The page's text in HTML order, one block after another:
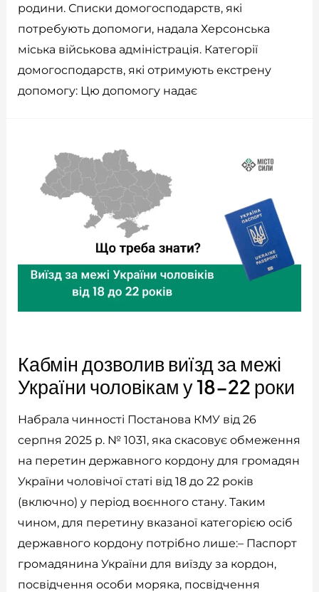
родини. Списки домогосподарств, які
потребують допомоги, надала Херсонська
міська військова адміністрація. Категорії
домогосподарств, які отримують екстрену
допомогу: Цю допомогу надає
Кабмін дозволив виїзд за межі
України чоловікам у 18-22 роки
Набрала чинності Постанова КМУ від 26
серпня 2025 р. № 1031, яка скасовує обмеження
на перетин державного кордону для громадян
України чоловічої статі від 18 до 22 років
(включно) у період воєнного стану. Таким
чином, для перетину вказаної категорією осіб
державного кордону потрібно лише:– Паспорт
громадянина України для виїзду за кордон,
посвідчення особи моряка, посвідчення